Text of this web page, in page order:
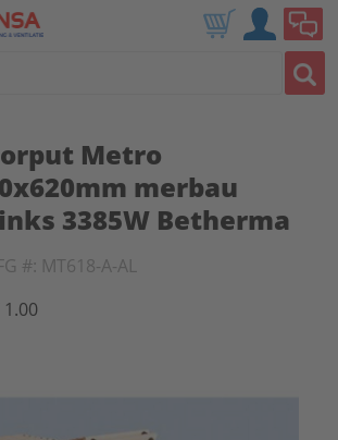
Metro
merbau
3385W Betherma
#: MT618-A-AL